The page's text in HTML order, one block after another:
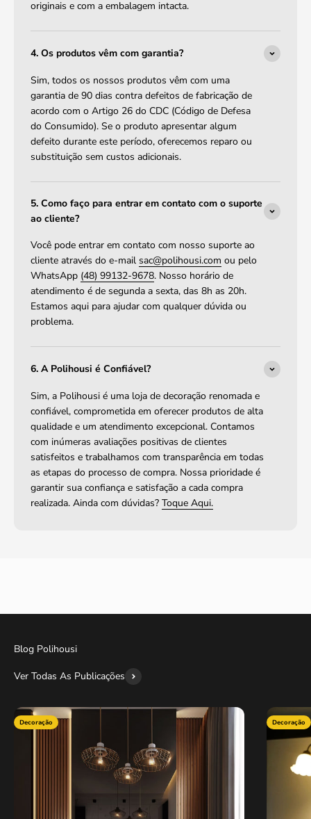
originais e com a embalagem intacta.
4. Os produtos vêm com garantia?
Sim, todos os nossos produtos vêm com uma
garantia de 90 dias contra defeitos de fabricação de
acordo com o Artigo 26 do CDC (Código de Defesa
do Consumido). Se o produto apresentar algum
defeito durante este período, oferecemos reparo ou
substituição sem custos adicionais.
5. Como faço para entrar em contato com o suporte
ao cliente?
Você pode entrar em contato com nosso suporte ao
cliente através do e-mail sac@polihousi.com ou pelo
WhatsApp (48) 99132-9678. Nosso horário de
atendimento é de segunda a sexta, das 8h as 20h.
Estamos aqui para ajudar com qualquer dúvida ou
problema.
6. A Polihousi é Confiável?
Sim, a Polihousi é uma loja de decoração renomada e
confiável, comprometida em oferecer produtos de alta
qualidade e um atendimento excepcional. Contamos
com inúmeras avaliações positivas de clientes
satisfeitos e trabalhamos com transparência em todas
as etapas do processo de compra. Nossa prioridade é
garantir sua confiança e satisfação a cada compra
realizada. Ainda com dúvidas? Toque Aqui.
Blog Polihousi
Ver Todas As Publicações
Decoração Decoração